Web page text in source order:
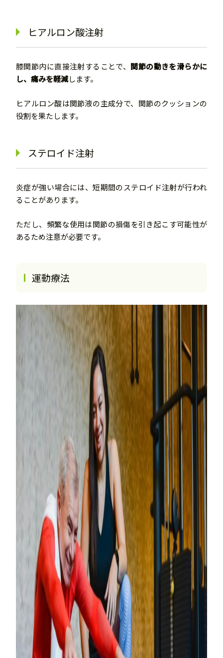
ヒアルロン酸注射
膝関節内に直接注射することで、 関節の動きを滑らかに
し、痛みを軽減します。
ヒアルロン酸は関節液の主成分で、関節のクッションの
役割を果たします。
ステロイド注射
炎症が強い場合には、短期間のステロイド注射が行われ
ることがあります。
ただし、頻繁な使用は関節の損傷を引き起こす可能性が
あるため注意が必要です。
運動療法